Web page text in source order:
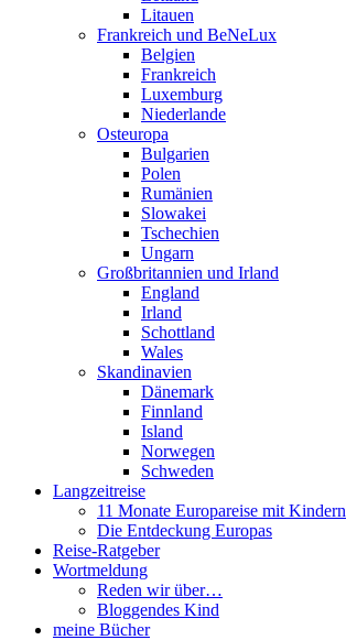
Litauen
Frankreich und BeNeLux
Belgien
Frankreich
Luxemburg
Niederlande
Osteuropa
Bulgarien
Polen
Rumänien
Slowakei
Tschechien
Ungarn
Großbritannien und Irland
England
Irland
Schottland
Wales
Skandinavien
Dänemark
Finnland
Island
Norwegen
Schweden
Langzeitreise
11 Monate Europareise mit Kindern
Die Entdeckung Europas
Reise-Ratgeber
Wortmeldung
Reden wir über…
Bloggendes Kind
meine Bücher